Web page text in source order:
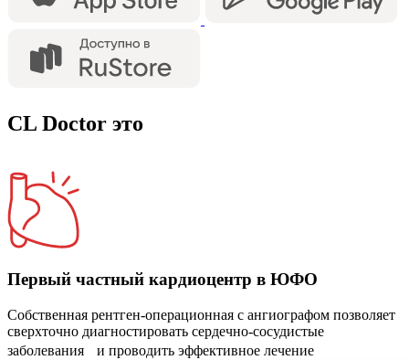
CL Doctor это
Первый частный кардиоцентр в ЮФО
Собственная рентген-операционная с ангиографом позволяет
сверхточно диагностировать сердечно-сосудистые
заболевания и проводить эффективное лечение